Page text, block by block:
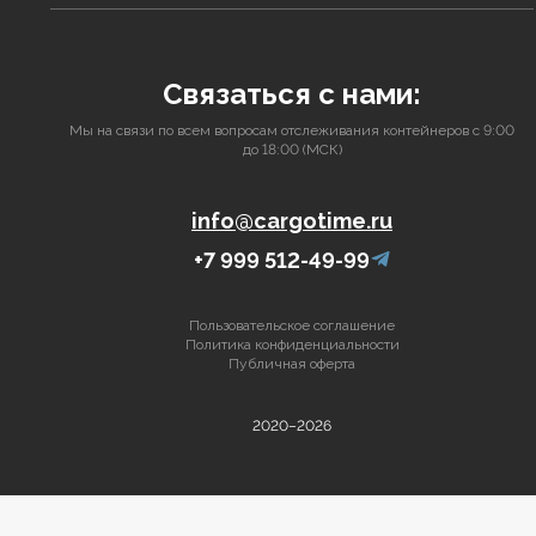
Связаться с нами:
Мы на связи по всем вопросам отслеживания контейнеров с 9:00
до 18:00 (МСК)
info@cargotime.ru
+7 999 512-49-99
2020–2026
Пользовательское соглашение
Политика конфиденциальности
Публичная оферта